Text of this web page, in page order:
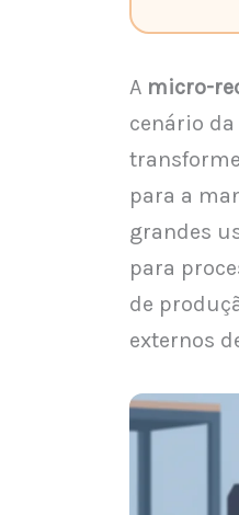
A micro-
cenário
para a
grandes
para
de
externos